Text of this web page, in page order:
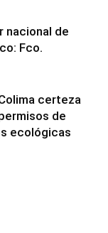
nacional de
Fco.
certeza
de
ecológicas